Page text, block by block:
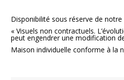
Disponibilité sous réserve de
« Visuels non contractuels.
peut engendrer une modification
Maison individuelle conforme à la